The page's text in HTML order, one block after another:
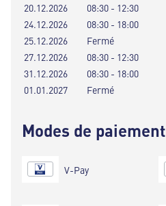
20.12.2026
08:30 - 12:30
24.12.2026
08:30 - 18:00
25.12.2026
Fermé
27.12.2026
08:30 - 12:30
31.12.2026
08:30 - 18:00
01.01.2027
Fermé
Modes de paiement
V-Pay